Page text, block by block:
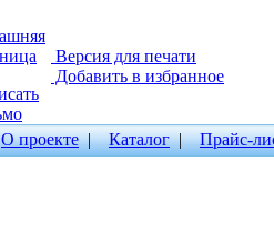
Версия для печати
Добавить в избранное
О проекте| Каталог| Прайс-